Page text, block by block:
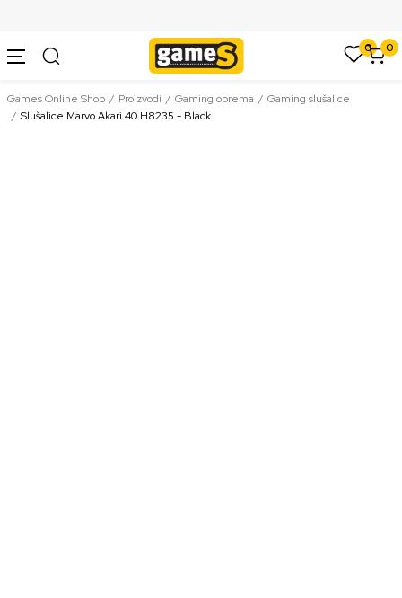
0 0
Games Online Shop Proizvodi Gaming oprema
Gaming slušalice
Slušalice Marvo Akari 40 H8235 - Black